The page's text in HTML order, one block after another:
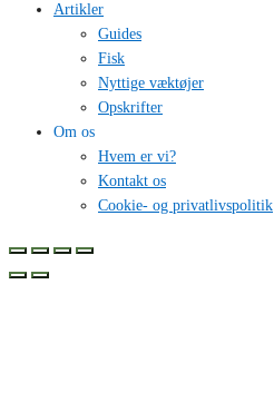
Artikler
Guides
Fisk
Nyttige væktøjer
Opskrifter
Om os
Hvem er vi?
Kontakt os
Cookie- og privatlivspolitik